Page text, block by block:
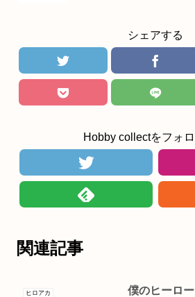
シェアする
Hobby collectをフォ
関連記事
ヒロアカ
僕のヒーロ